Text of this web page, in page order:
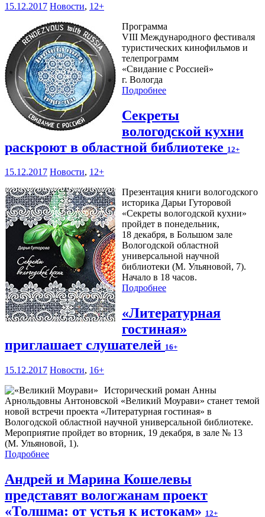
15.12.2017 Новости, 12+
Программа
VIII Международного фестиваля
туристических кинофильмов и
телепрограмм
«Свидание с Россией»
г. Вологда
Подробнее
Секреты
вологодской кухни
раскроют в областной библиотеке 12+
15.12.2017 Новости, 12+
Презентация книги вологодского
историка Дарьи Гуторовой
«Секреты вологодской кухни»
пройдет в понедельник,
18 декабря, в Большом зале
Вологодской областной
универсальной научной
библиотеки (М. Ульяновой, 7).
Начало в 18 часов.
Подробнее
«Литературная
гостиная»
приглашает слушателей 16+
15.12.2017 Новости, 16+
Исторический роман Анны
Арнольдовны Антоновской «Великий Моурави» станет темой
новой встречи проекта «Литературная гостиная» в
Вологодской областной научной универсальной библиотеке.
Мероприятие пройдет во вторник, 19 декабря, в зале № 13
(М. Ульяновой, 1).
Подробнее
Андрей и Марина Кошелевы
представят вологжанам проект
«Толшма: от устья к истокам» 12+